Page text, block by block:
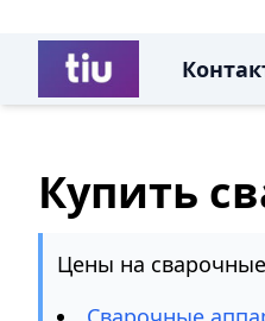
Купить
Цены на